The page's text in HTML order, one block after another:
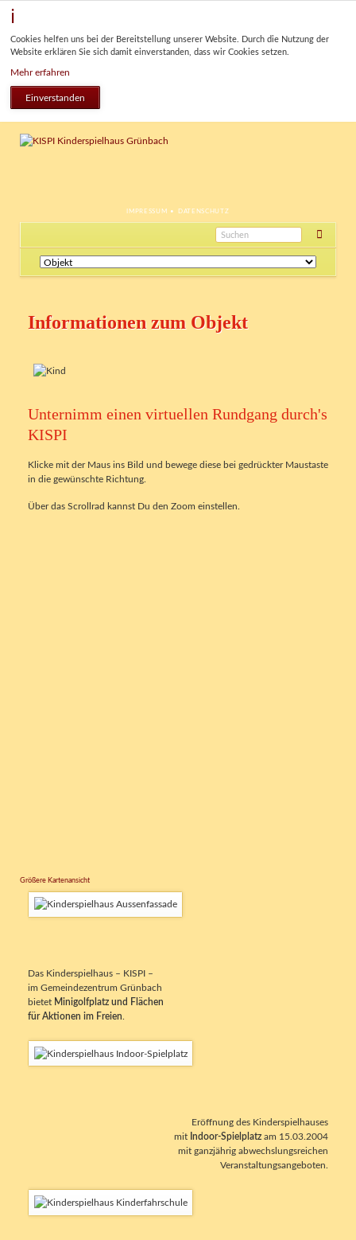
Cookies helfen uns bei der Bereitstellung unserer Website. Durch die Nutzung der
Website erklären Sie sich damit einverstanden, dass wir Cookies setzen.
Mehr erfahren
Einverstanden
NAVIGATION
IMPRESSUM DATENSCHUTZ
Navigation
überspringen
Informationen zum Objekt
Unternimm einen virtuellen Rundgang durch's
KISPI
Klicke mit der Maus ins Bild und bewege diese bei gedrückter Maustaste
in die gewünschte Richtung.
Über das Scrollrad kannst Du den Zoom einstellen.
Größere Kartenansicht
Das Kinderspielhaus – KISPI –
im Gemeindezentrum Grünbach
bietet Minigolfplatz und Flächen
für Aktionen im Freien
Eröffnung des Kinderspielhauses
mit Indoor-Spielplatz am 15.03.2004
mit ganzjährig abwechslungsreichen
Veranstaltungsangeboten.